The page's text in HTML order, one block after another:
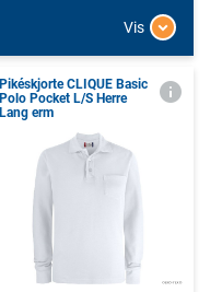
Vis
Pikéskjorte CLIQUE Basic
Polo Pocket L/S Herre
Lang erm